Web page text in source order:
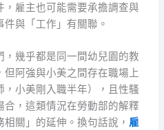
雇主也可能需要承擔調查與
與「工作」有關聯。
幾乎都是同一間幼兒園的教
阿強與小美之間存在職場上
小美剛入職半年），且性騷
，這類情況在勞動部的解釋
關」的延伸。換句話說， 雇